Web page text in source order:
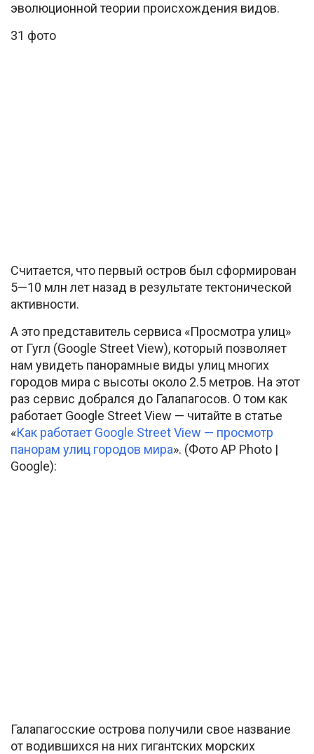
эволюционной теории происхождения видов.
31 фото
Считается, что первый остров был сформирован
5—10 млн лет назад в результате тектонической
активности.
А это представитель сервиса «Просмотра улиц»
от Гугл (Google Street View), который позволяет
нам увидеть панорамные виды улиц многих
городов мира с высоты около 2.5 метров. На этот
раз сервис добрался до Галапагосов. О том как
работает Google Street View — читайте в статье
«Как работает Google Street View — просмотр
панорам улиц городов мира». (Фото AP Photo |
Google):
Галапагосские острова получили свое название
от водившихся на них гигантских морских